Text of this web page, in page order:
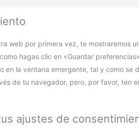
web por primera vez, te mostraremos
hagas clic en «Guardar
en la ventana emergente, tal y como
de tu navegador, pero, por favor, ten
ajustes de